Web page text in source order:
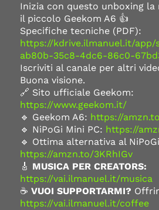
Inizia con questo unboxing la
il piccolo Geekom A6 👍
Specifiche tecniche (PDF):
https://kdrive.ilmanuel.it/app/
ab80b-35c8-4dc6-86c0-
Iscriviti al canale per altri
Buona visione.
🔗 Sito ufficiale Geekom:
https://www.geekom.it/
🔹 Geekom A6: https://
🔹 NiPoGi Mini PC: https://
🔹 Ottima alternativa al
https://amzn.to/3KRhIGv
🎸 MUSICA PER CREATORS:
https://vai.ilmanuel.it/musica
☕ VUOI SUPPORTARMI?
https://vai.ilmanuel.it/coffee